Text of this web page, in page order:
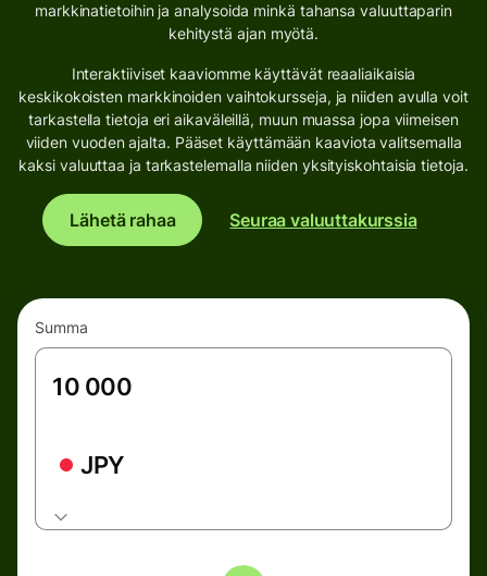
markkinatietoihin ja analysoida minkä tahansa valuuttaparin
kehitystä ajan myötä.
Interaktiiviset kaaviomme käyttävät reaaliaikaisia
keskikokoisten markkinoiden vaihtokursseja, ja niiden avulla voit
tarkastella tietoja eri aikaväleillä, muun muassa jopa viimeisen
viiden vuoden ajalta. Pääset käyttämään kaaviota valitsemalla
kaksi valuuttaa ja tarkastelemalla niiden yksityiskohtaisia tietoja.
Lähetä rahaa Seuraa valuuttakurssia
Summa
JPY